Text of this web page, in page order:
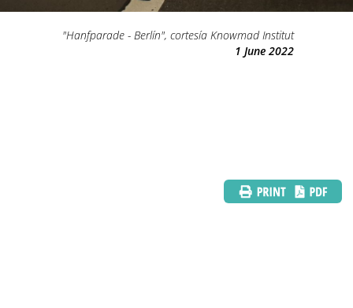
"Hanfparade - Berlín", cortesía Knowmad Institut
1 June 2022